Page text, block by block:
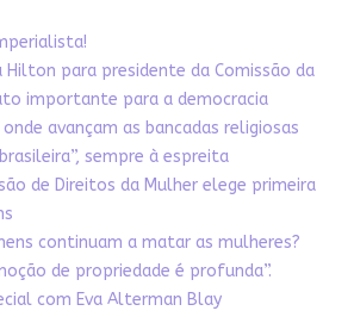
Hilton para presidente da Comissão da
importante para a democracia
onde avançam as bancadas religiosas
sempre à espreita
de Direitos da Mulher elege primeira
continuam a matar as mulheres?
de propriedade é profunda”.
com Eva Alterman Blay